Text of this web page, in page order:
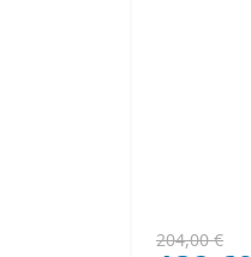
204,00€
O
O